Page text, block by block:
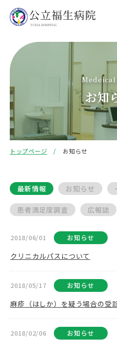
Medeical
お知
トップページ お知らせ
最新情報 お知らせ
患者満足度調査 広報誌
2018/06/01 お知らせ
クリニカルパスについて
2018/05/17 お知らせ
麻疹（はしか）を疑う場合の受
2018/02/06 お知らせ